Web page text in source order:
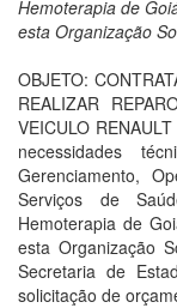
Hemoterapia de
esta Organização
OBJETO:
REALIZAR
VEICULO
necessidades
Gerenciamento,
Serviços de
Hemoterapia de
esta Organização
Secretaria de
solicitação de